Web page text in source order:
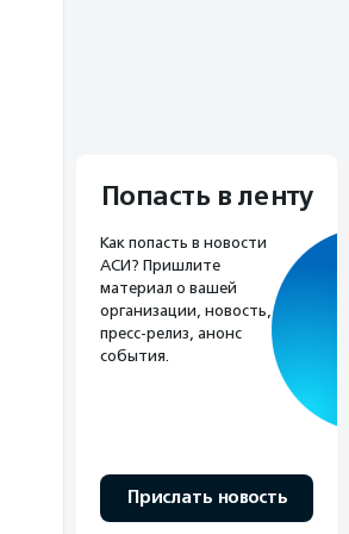
Попасть в ленту
Как попасть в новости
АСИ? Пришлите
материал о вашей
организации, новость,
пресс-релиз, анонс
события.
Прислать новость